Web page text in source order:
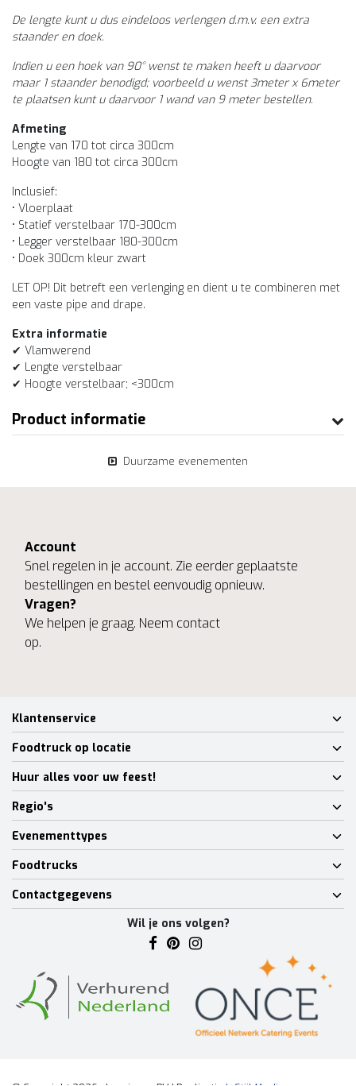
De lengte kunt u dus eindeloos verlengen d.m.v. een extra
staander en doek.
Indien u een hoek van 90° wenst te maken heeft u daarvoor
maar 1 staander benodigd; voorbeeld u wenst 3meter x 6meter
te plaatsen kunt u daarvoor 1 wand van 9 meter bestellen.
Afmeting
Lengte van 170 tot circa 300cm
Hoogte van 180 tot circa 300cm
Inclusief:
• Vloerplaat
• Statief verstelbaar 170-300cm
• Legger verstelbaar 180-300cm
• Doek 300cm kleur zwart
LET OP! Dit betreft een verlenging en dient u te combineren met
een vaste pipe and drape.
Extra informatie
✔ Vlamwerend
✔ Lengte verstelbaar
✔ Hoogte verstelbaar; <300cm
Product informatie
Duurzame evenementen
Account
Snel regelen in je account. Zie eerder geplaatste
bestellingen en bestel eenvoudig opnieuw.
Vragen?
We helpen je graag. Neem contact
op.
Klantenservice
Foodtruck op locatie
Huur alles voor uw feest!
Regio's
Evenementtypes
Foodtrucks
Contactgegevens
Wil je ons volgen?